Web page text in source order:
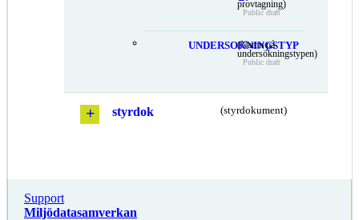
provtagning)
Public draft
UNDERSOKNINGSTYP
(Namn på
undersökningstypen)
Public draft
styrdok (styrdokument)
Support
Miljödatasamverkan